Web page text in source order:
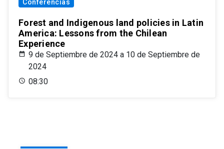
Conferencias
Forest and Indigenous land policies in Latin
America: Lessons from the Chilean
Experience
9 de Septiembre de 2024 a 10 de Septiembre de
2024
08:30